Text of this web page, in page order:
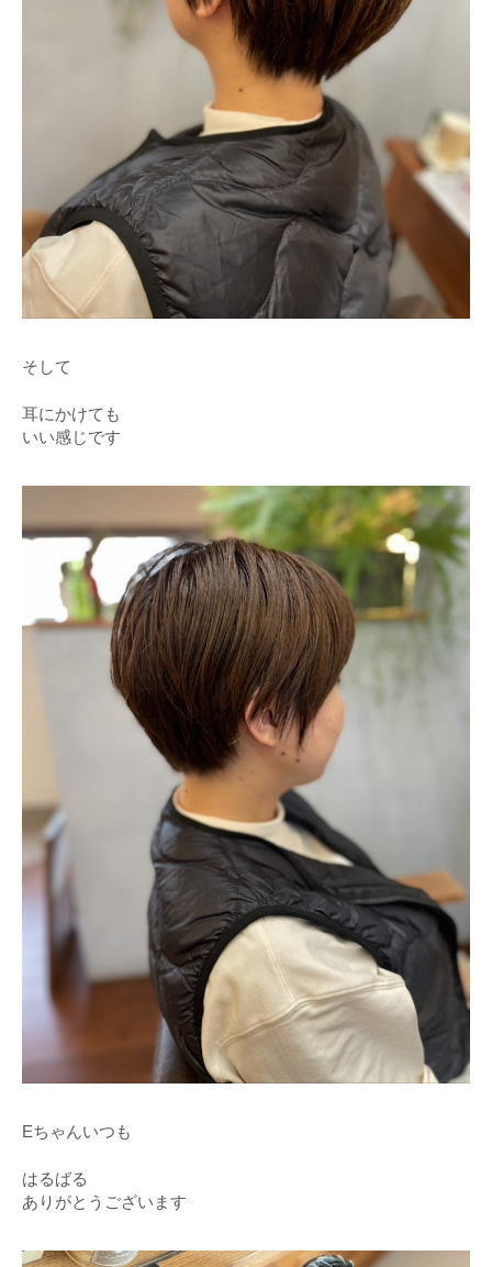
そして
耳にかけても
いい感じです
Eちゃんいつも
はるばる
ありがとうございます